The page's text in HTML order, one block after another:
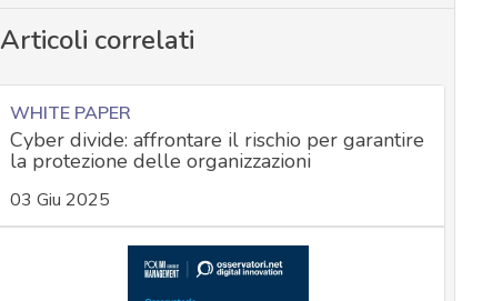
Articoli correlati
WHITE PAPER
Cyber divide: affrontare il rischio per garantire
la protezione delle organizzazioni
03 Giu 2025